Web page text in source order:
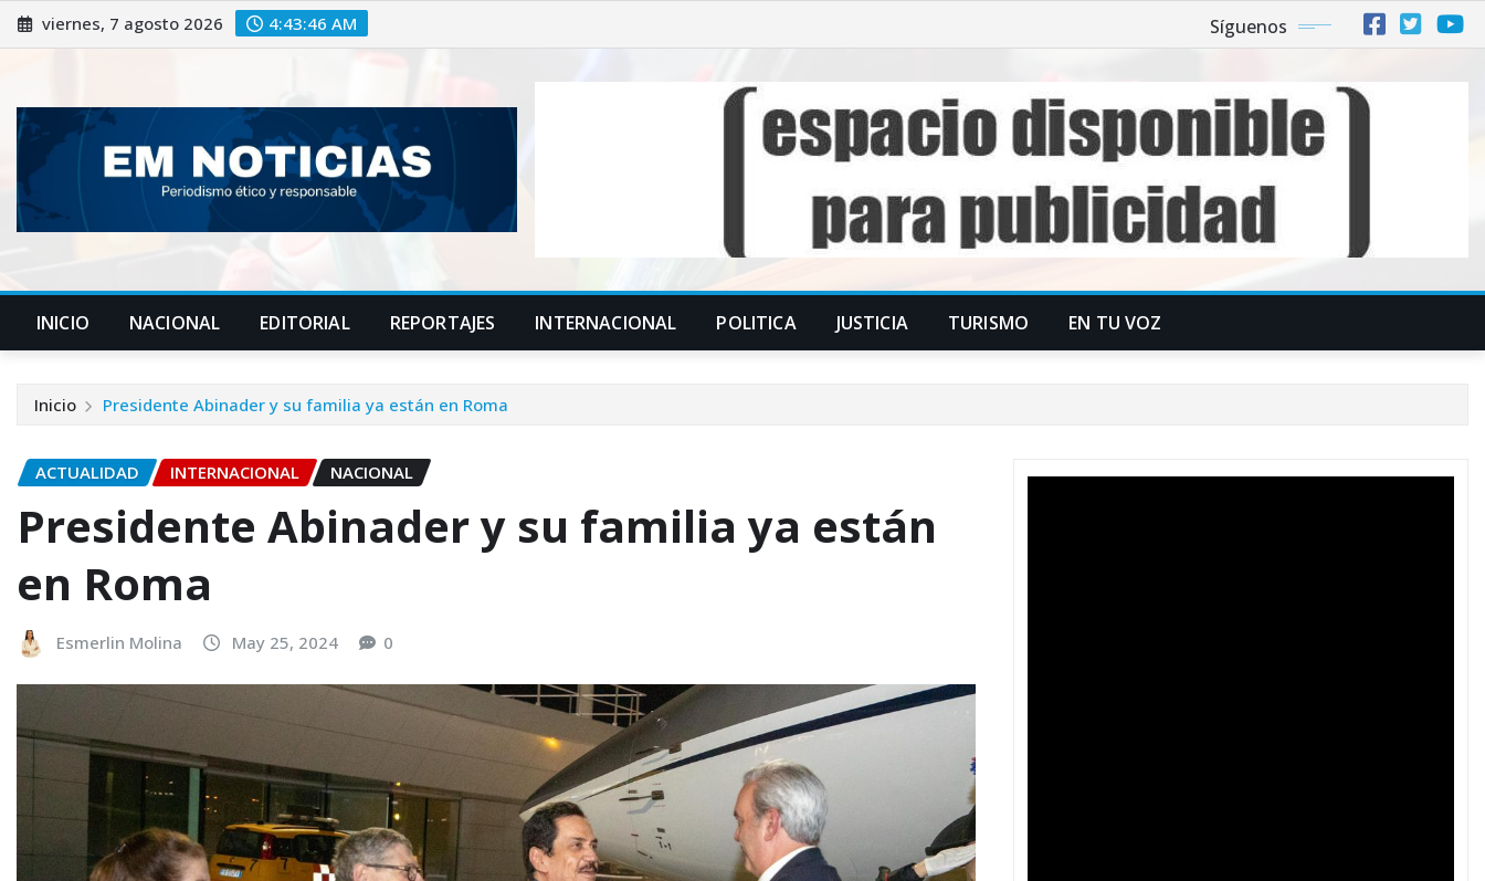
Saltar
al
viernes, 7 agosto 2026 4:43:47 AM Síguenos
INICIO NACIONAL EDITORIAL REPORTAJES INTERNACIONAL POLITICA JUSTICIA TURISMO EN TU VOZ
Inicio Presidente Abinader y su familia ya están en Roma
ACTUALIDAD INTERNACIONAL NACIONAL
Presidente Abinader y su familia ya están
en Roma
Esmerlin Molina May 25, 2024 0